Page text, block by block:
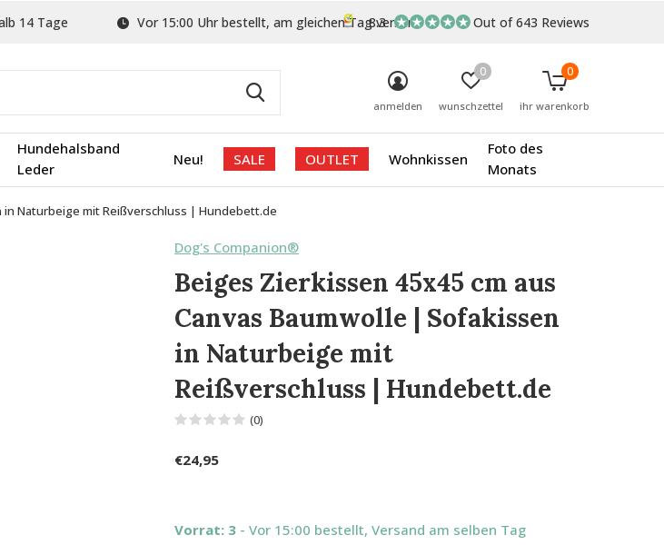
Hundehalsband
Leder
Neu! SALE OUTLET Wohnkissen
Foto des
Monats
anmelden wunschzettel
0
ihr warenkorb
0
14 Tage Vor 15:00 Uhr bestellt, am gleichen Tag versand
8.3 Out of 643 Reviews
in Naturbeige mit Reißverschluss | Hundebett.de
Dog's Companion®
Beiges Zierkissen 45x45 cm aus
Canvas Baumwolle | Sofakissen
in Naturbeige mit
Reißverschluss | Hundebett.de
(0)
€24,95
Vorrat: 3 - Vor 15:00 bestellt, Versand am selben Tag